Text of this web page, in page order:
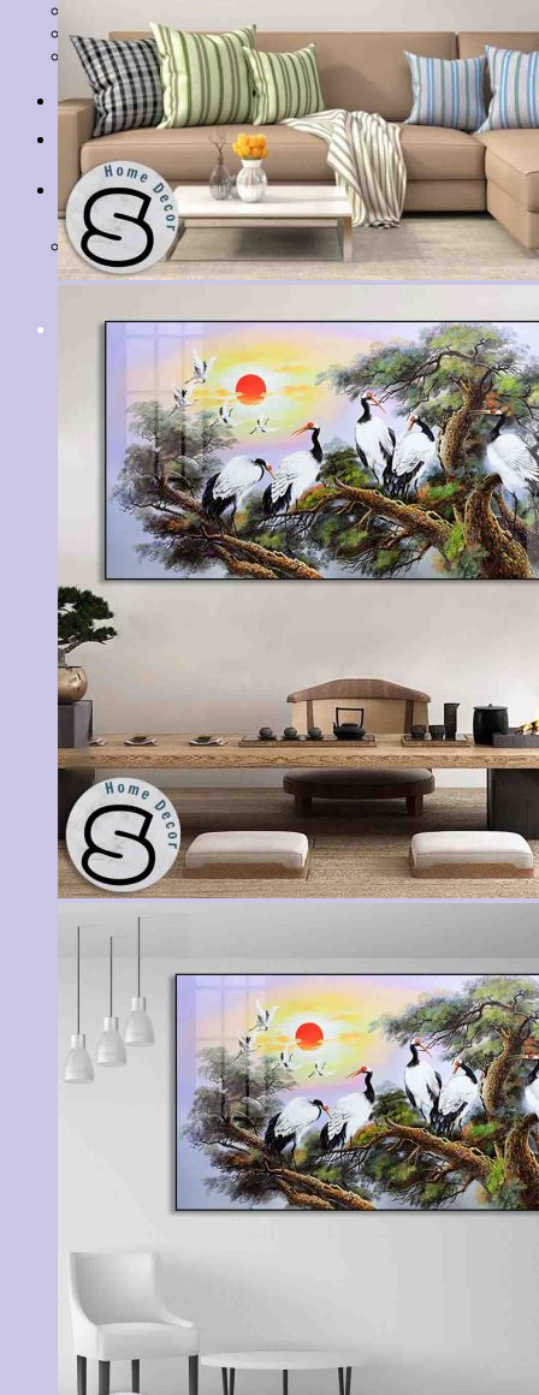
Tranh Tĩnh Vật
Tranh Đồng Quê
Tranh Thuỷ Mặc
Tranh Con Hổ
Tin tức
Liên hệ
Giỏ hàng
Chưa có sản phẩm trong giỏ hàng.
Tìm
kiếm: